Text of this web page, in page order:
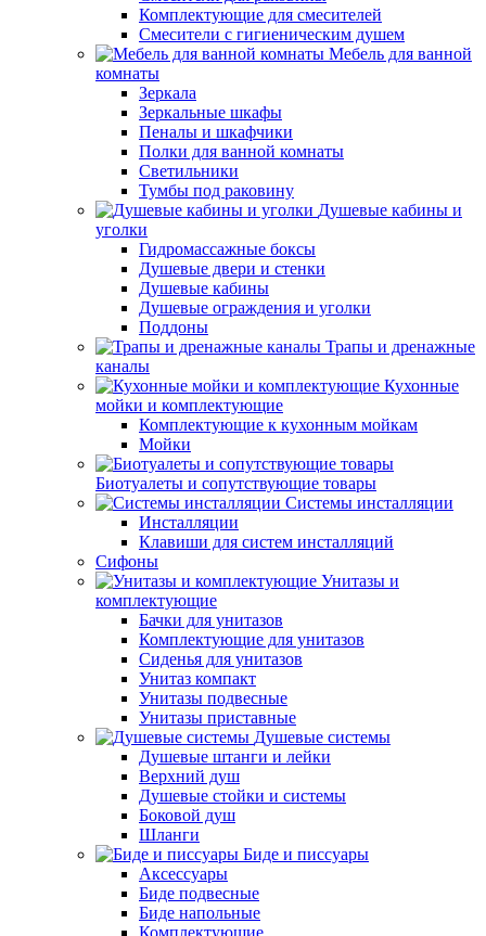
Комплектующие для смесителей
Смесители с гигиеническим душем
Мебель для ванной
комнаты
Зеркала
Зеркальные шкафы
Пеналы и шкафчики
Полки для ванной комнаты
Светильники
Тумбы под раковину
Душевые кабины и
уголки
Гидромассажные боксы
Душевые двери и стенки
Душевые кабины
Душевые ограждения и уголки
Поддоны
Трапы и дренажные
каналы
Кухонные
мойки и комплектующие
Комплектующие к кухонным мойкам
Мойки
Биотуалеты и сопутствующие товары
Системы инсталляции
Инсталляции
Клавиши для систем инсталляций
Сифоны
Унитазы и
комплектующие
Бачки для унитазов
Комплектующие для унитазов
Сиденья для унитазов
Унитаз компакт
Унитазы подвесные
Унитазы приставные
Душевые системы
Душевые штанги и лейки
Верхний душ
Душевые стойки и системы
Боковой душ
Шланги
Биде и писсуары
Аксессуары
Биде подвесные
Биде напольные
Комплектующие